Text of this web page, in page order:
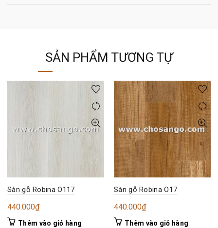
SẢN PHẨM TƯƠNG TỰ
Sàn gỗ Robina O117
440.000₫
Thêm vào giỏ hàng
Sàn gỗ Robina O17
440.000₫
Thêm vào giỏ hàng